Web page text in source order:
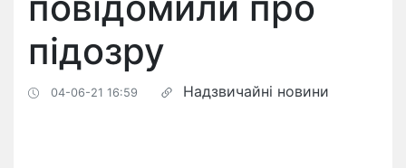
підозру
04-06-21 16:59 Надзвичайні новини